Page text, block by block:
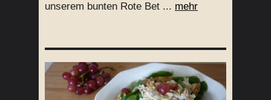
unserem bunten Rote Bet ... mehr